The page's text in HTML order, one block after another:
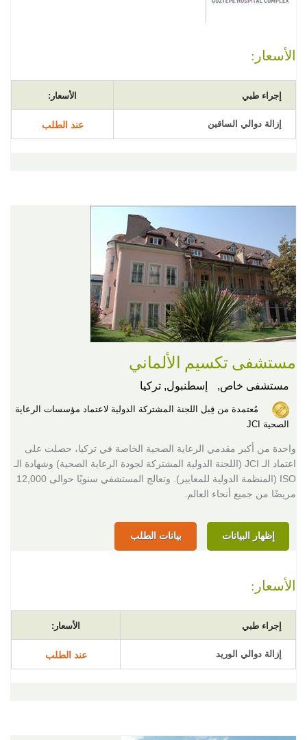
الأسعار:
إجراء طبي الأسعار:
إزالة دوالي الساقين عند الطلب
مستشفى تكسيم الألماني
مستشفى خاص, إسطنبول, تركيا
مُعتمدة من قِبل اللجنة المشتركة الدولية لاعتماد مؤسسات الرعاية
الصحية JCI
واحدة من أكبر مقدمي الرعاية الصحية الخاصة في تركيا، حصلت على
اعتماد الـ JCI (اللجنة الدولية المشتركة لجودة الرعاية الصحية) وشهادة الـ
ISO (المنظمة الدولية للمعايير). وتعالج المستشفي سنويًا حوالى 12,000
مريضًا من جميع أنحاء العالم.
إظهار البيانات بيانات الطلب
الأسعار:
إجراء طبي الأسعار:
إزالة دوالي الوريد عند الطلب